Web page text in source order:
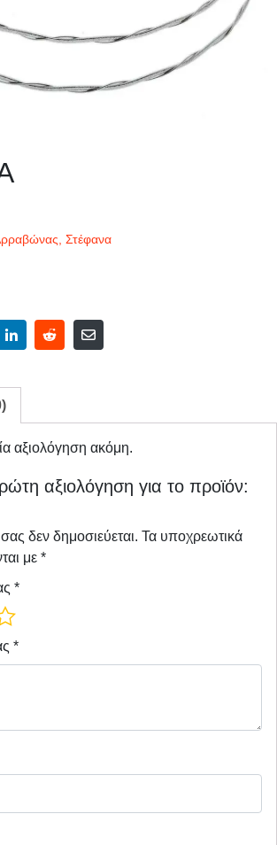
Στέφανα
αξιολόγηση ακόμη.
αξιολόγηση για το προϊόν:
δεν δημοσιεύεται. Τα υποχρεωτικά
με *
*
*